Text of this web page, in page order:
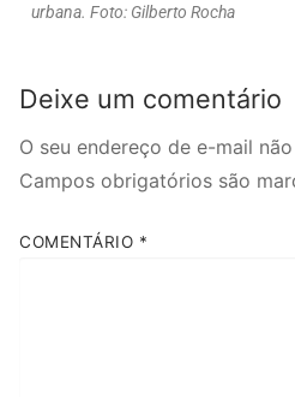
urbana. Foto: Gilberto Rocha
Deixe um comentário
O seu endereço de e-mail
Campos obrigatórios são
COMENTÁRIO *